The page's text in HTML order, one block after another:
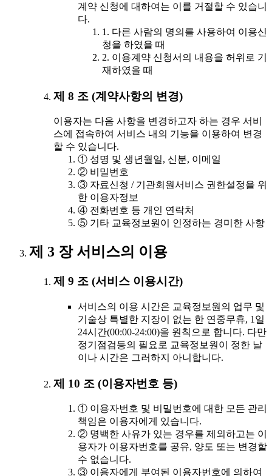
계약 신청에 대하여는 이를 거절할 수 있습니
다.
1. 다른 사람의 명의를 사용하여 이용신
청을 하였을 때
2. 이용계약 신청서의 내용을 허위로 기
재하였을 때
제 8 조 (계약사항의 변경)
이용자는 다음 사항을 변경하고자 하는 경우 서비
스에 접속하여 서비스 내의 기능을 이용하여 변경
할 수 있습니다.
① 성명 및 생년월일, 신분, 이메일
② 비밀번호
③ 자료신청 / 기관회원서비스 권한설정을 위
한 이용자정보
④ 전화번호 등 개인 연락처
⑤ 기타 교육정보원이 인정하는 경미한 사항
제 3 장 서비스의 이용
제 9 조 (서비스 이용시간)
서비스의 이용 시간은 교육정보원의 업무 및
기술상 특별한 지장이 없는 한 연중무휴, 1일
24시간(00:00-24:00)을 원칙으로 합니다. 다만
정기점검등의 필요로 교육정보원이 정한 날
이나 시간은 그러하지 아니합니다.
제 10 조 (이용자번호 등)
① 이용자번호 및 비밀번호에 대한 모든 관리
책임은 이용자에게 있습니다.
② 명백한 사유가 있는 경우를 제외하고는 이
용자가 이용자번호를 공유, 양도 또는 변경할
수 없습니다.
③ 이용자에게 부여된 이용자번호에 의하여